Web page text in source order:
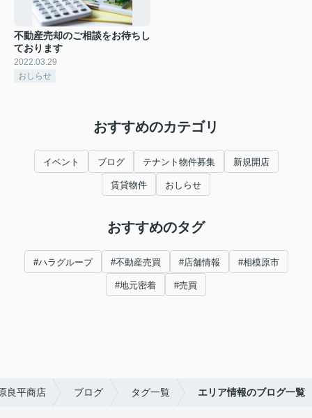
不動産売却のご相談をお待ちし
ております
2022.03.29
おしらせ
おすすめのカテゴリ
イベント ブログ テナント物件募集 新規開店
賃貸物件 おしらせ
おすすめのタグ
#ハラグループ #不動産売買 #店舗情報 #相模原市
#地元密着 #売買
良平商店 ブログ タグ一覧 エリア情報のブログ一覧